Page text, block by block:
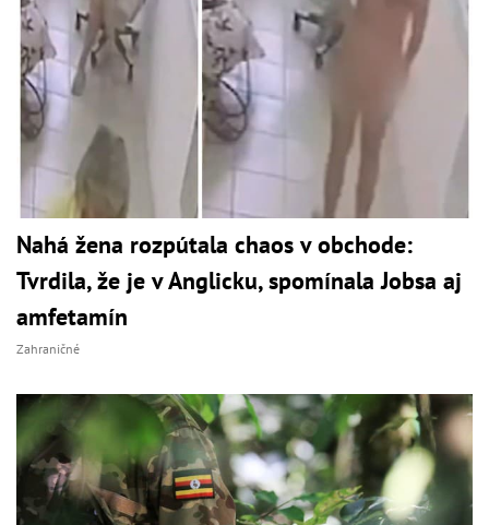
Nahá žena rozpútala chaos v obchode:
Tvrdila, že je v Anglicku, spomínala Jobsa aj
amfetamín
Zahraničné